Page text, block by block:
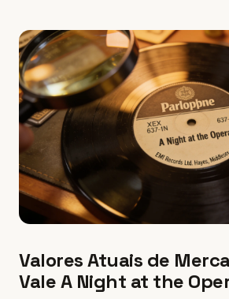
Valores Atuais de
Vale A Night at the